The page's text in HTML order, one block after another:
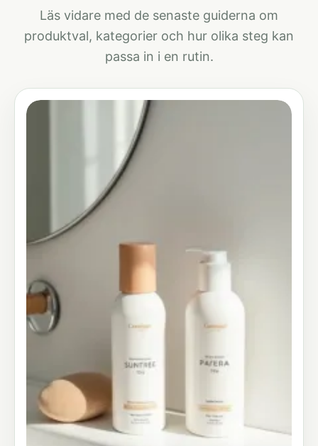
Läs vidare med de senaste guiderna om
produktval, kategorier och hur olika steg kan
passa in i en rutin.